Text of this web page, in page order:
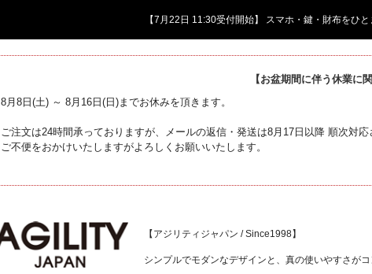
【7月22日 11:30受付開始】 スマホ・鍵・財布をひ
【お盆期間に伴う休業に
8月8日(土) ～ 8月16日(日)までお休みを頂きます。
ご注文は24時間承っておりますが、メールの返信・発送は8月17日以降 順次対応
ご不便をおかけいたしますがよろしくお願いいたします。
【アジリティジャパン / Since1998】
シンプルでモダンなデザインと、真の使いやすさがコ